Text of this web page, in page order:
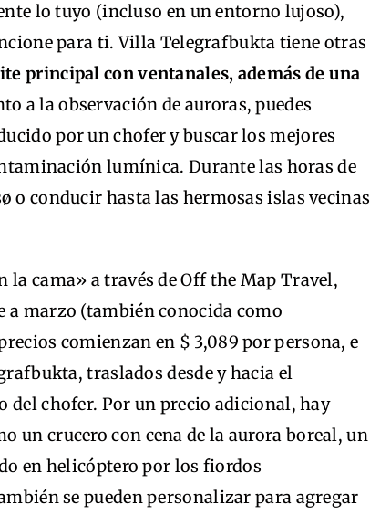
lo tuyo (incluso en un entorno lujoso),
para ti. Villa Telegrafbukta tiene otras
principal con ventanales, además de una
a la observación de auroras, puedes
por un chofer y buscar los mejores
lumínica. Durante las horas de
o conducir hasta las hermosas islas vecinas
la cama» a través de Off the Map Travel,
a marzo (también conocida como
comienzan en $ 3,089 por persona, e
traslados desde y hacia el
del chofer. Por un precio adicional, hay
un crucero con cena de la aurora boreal, un
en helicóptero por los fiordos
se pueden personalizar para agregar